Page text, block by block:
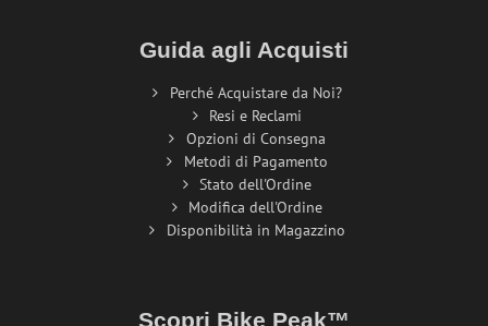
Guida agli Acquisti
Perché Acquistare da Noi?
Resi e Reclami
Opzioni di Consegna
Metodi di Pagamento
Stato dell'Ordine
Modifica dell'Ordine
Disponibilità in Magazzino
Scopri Bike Peak™